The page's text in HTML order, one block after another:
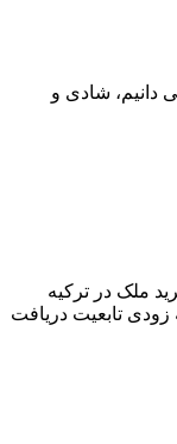
دانیم، شادی و
ملک در ترکیه
تابعیت دریافت